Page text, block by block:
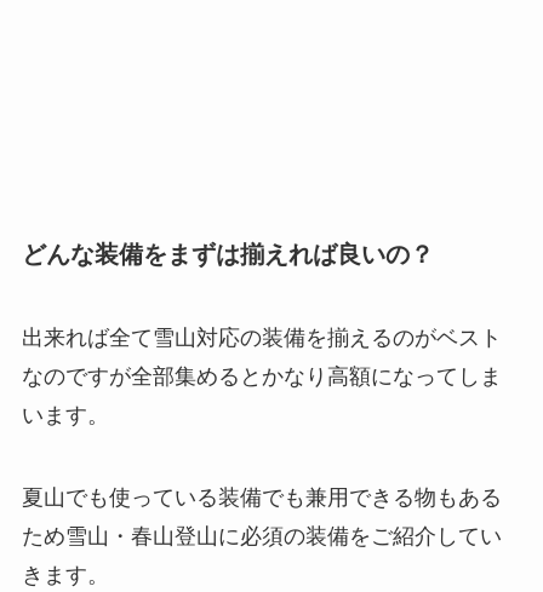
どんな装備をまずは揃えれば良いの？
出来れば全て雪山対応の装備を揃えるのがベスト
なのですが全部集めるとかなり高額になってしま
います。
夏山でも使っている装備でも兼用できる物もある
ため雪山・春山登山に必須の装備をご紹介してい
きます。